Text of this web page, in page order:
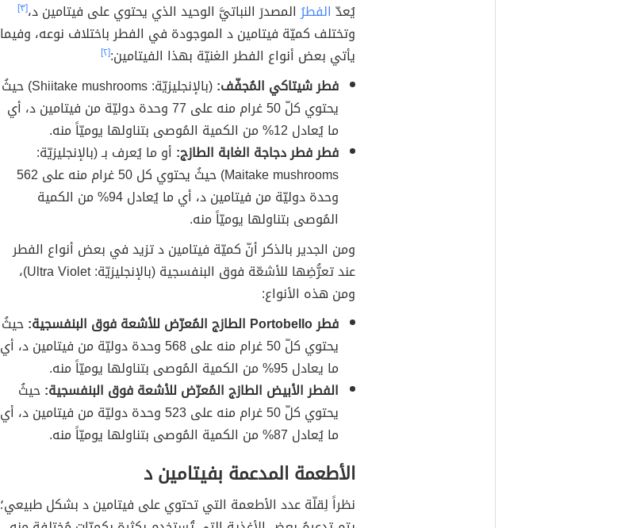
يُعدّ الفطرُالمصدرَ النباتيَّ الوحيد الذي يحتوي على فيتامين د،[٣]
وتختلف كميّة فيتامين د الموجودة في الفطر باختلاف نوعه، وفيما
يأتي بعض أنواع الفطر الغنيّة بهذا الفيتامين:[٢]
فطر شيتاكي المُجفّف:
(بالإنجليزيّة: Shiitake mushrooms) حيثُ
يحتوي كلّ 50 غرام منه على 77 وحدة دوليّة من فيتامين د، أي
ما يُعادل 12% من الكمية المُوصى بتناولها يوميّاً منه.
فطر فطر دجاجة الغابة الطازج: أو ما يُعرف بـ (بالإنجليزيّة:
Maitake mushrooms) حيثُ يحتوي كل 50 غرام منه على 562
وحدة دوليّة من فيتامين د، أي ما يُعادل 94% من الكمية
المُوصى بتناولها يوميّاً منه.
ومن الجدير بالذكر أنّ كميّة فيتامين د تزيد في بعض أنواع الفطر
عند تعرُّضِها للأشعّة فوق البنفسجية (بالإنجليزيّة: Ultra Violet)،
ومن هذه الأنواع:
فطر Portobello الطازج المُعرّض للأشعة فوق البنفسجية:
حيثُ
يحتوي كلّ 50 غرام منه على 568 وحدة دوليّة من فيتامين د، أي
ما يعادل 95% من الكمية المُوصى بتناولها يوميّاً منه.
الفطر الأبيض الطازج المُعرّض للأشعة فوق البنفسجية:حيثُ
يحتوي كلّ 50 غرام منه على 523 وحدة دوليّة من فيتامين د، أي
ما يُعادل 87% من الكمية المُوصى بتناولها يوميّاً منه.
الأطعمة المدعمة بفيتامين د
نظراً لِقلّة عدد الأطعمة التي تحتوي على فيتامين د بشكل طبيعي؛